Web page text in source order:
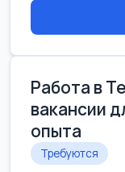
Работа в
вакансии
опыта
Требуются